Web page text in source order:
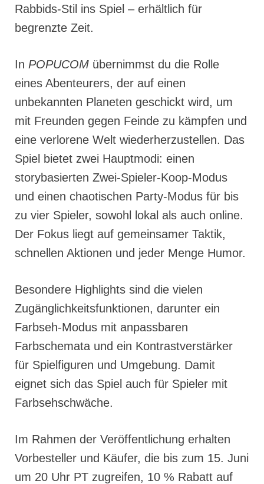
Rabbids-Stil ins Spiel – erhältlich für
begrenzte Zeit.
In POPUCOM übernimmst du die Rolle
eines Abenteurers, der auf einen
unbekannten Planeten geschickt wird, um
mit Freunden gegen Feinde zu kämpfen und
eine verlorene Welt wiederherzustellen. Das
Spiel bietet zwei Hauptmodi: einen
storybasierten Zwei-Spieler-Koop-Modus
und einen chaotischen Party-Modus für bis
zu vier Spieler, sowohl lokal als auch online.
Der Fokus liegt auf gemeinsamer Taktik,
schnellen Aktionen und jeder Menge Humor.
Besondere Highlights sind die vielen
Zugänglichkeitsfunktionen, darunter ein
Farbseh-Modus mit anpassbaren
Farbschemata und ein Kontrastverstärker
für Spielfiguren und Umgebung. Damit
eignet sich das Spiel auch für Spieler mit
Farbsehschwäche.
Im Rahmen der Veröffentlichung erhalten
Vorbesteller und Käufer, die bis zum 15. Juni
um 20 Uhr PT zugreifen, 10 % Rabatt auf